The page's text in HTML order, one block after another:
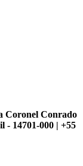
Coronel Conrado
- 14701-000 | +55